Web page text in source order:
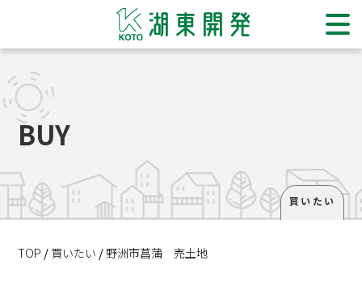
ホーム
住み替えをご検討の方
買いたい
退去・解約手続き
BUY
買いたい
TOP 買いたい 野洲市菖蒲 売土地